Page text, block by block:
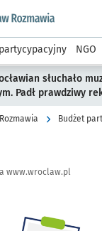
NGO
słuchało
Padł prawdziwy
Budżet
www.wroclaw.pl